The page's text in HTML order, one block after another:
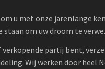
u met onze jarenlange
om uw droom te
verkopende partij bent,
Wij werken door heel